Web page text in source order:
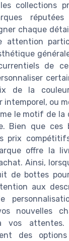
collections
chaque
attention
de
de la
intemporel, ou
le motif de la
Bien que ces
prix
offre la
Ainsi,
de bottes
aux
nouvelles
vos attentes.
des